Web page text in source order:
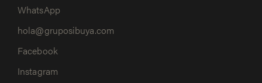
WhatsApp
hola@gruposibuya.com
Facebook
Instagram